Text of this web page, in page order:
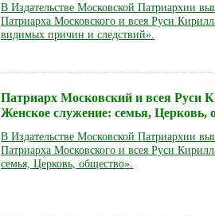
В Издательстве Московской Патриархии
Патриарха Московского и всея Руси
видимых причин и следствий».
Патриарх Московский и всея Руси
Женское служение: семья, Церковь,
В Издательстве Московской Патриархии
Патриарха Московского и всея Руси
семья, Церковь, общество».